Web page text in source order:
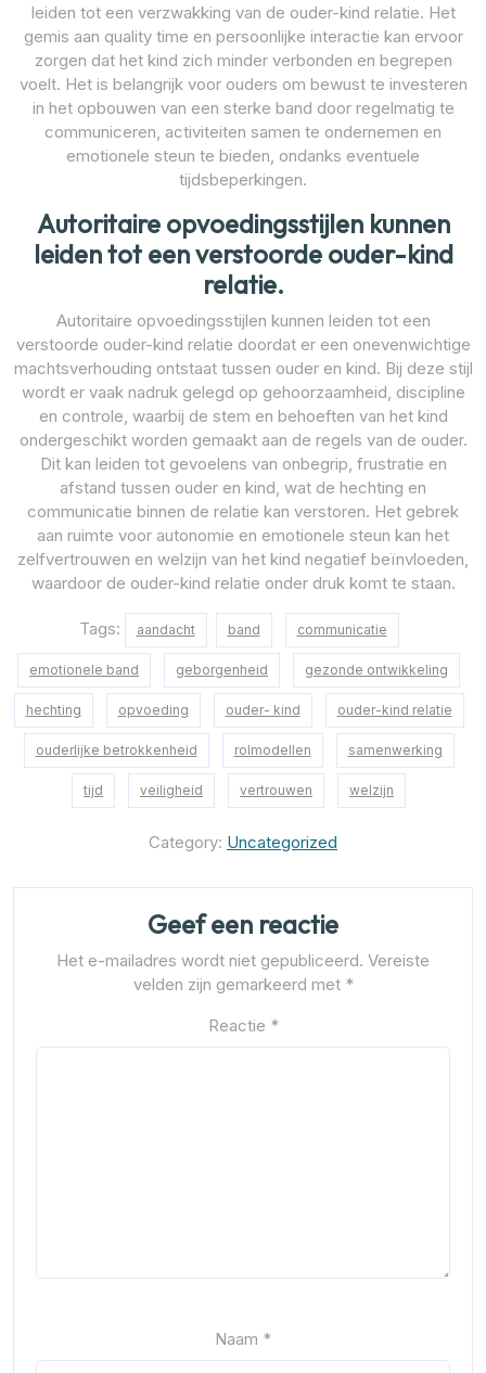
leiden tot een verzwakking van de ouder-kind relatie. Het
gemis aan quality time en persoonlijke interactie kan ervoor
zorgen dat het kind zich minder verbonden en begrepen
voelt. Het is belangrijk voor ouders om bewust te investeren
in het opbouwen van een sterke band door regelmatig te
communiceren, activiteiten samen te ondernemen en
emotionele steun te bieden, ondanks eventuele
tijdsbeperkingen.
Autoritaire opvoedingsstijlen kunnen
leiden tot een verstoorde ouder-kind
relatie.
Autoritaire opvoedingsstijlen kunnen leiden tot een
verstoorde ouder-kind relatie doordat er een onevenwichtige
machtsverhouding ontstaat tussen ouder en kind. Bij deze stijl
wordt er vaak nadruk gelegd op gehoorzaamheid, discipline
en controle, waarbij de stem en behoeften van het kind
ondergeschikt worden gemaakt aan de regels van de ouder.
Dit kan leiden tot gevoelens van onbegrip, frustratie en
afstand tussen ouder en kind, wat de hechting en
communicatie binnen de relatie kan verstoren. Het gebrek
aan ruimte voor autonomie en emotionele steun kan het
zelfvertrouwen en welzijn van het kind negatief beïnvloeden,
waardoor de ouder-kind relatie onder druk komt te staan.
Tags: aandacht band communicatie
emotionele band geborgenheid gezonde ontwikkeling
hechting opvoeding ouder- kind ouder-kind relatie
ouderlijke betrokkenheid rolmodellen samenwerking
tijd veiligheid vertrouwen welzijn
Category: Uncategorized
Geef een reactie
Het e-mailadres wordt niet gepubliceerd. Vereiste
velden zijn gemarkeerd met *
Reactie *
Naam *